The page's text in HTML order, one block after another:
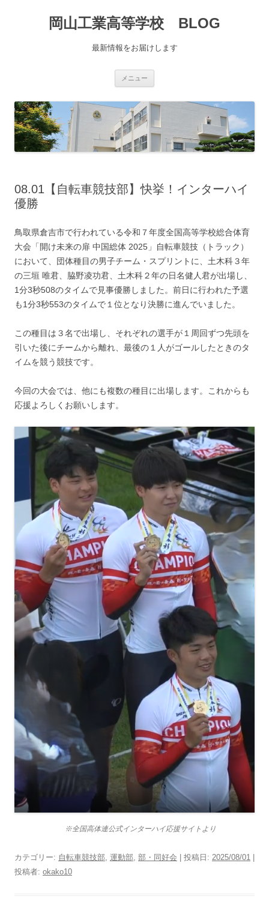
岡山工業高等学校 BLOG
最新情報をお届けします
メニュー
08.01【自転車競技部】快挙！インターハイ
優勝
鳥取県倉吉市で行われている令和７年度全国高等学校総合体育
大会「開け未来の扉 中国総体 2025」自転車競技（トラック）
において、団体種目の男子チーム・スプリントに、土木科３年
の三垣 唯君、脇野凌功君、土木科２年の日名健人君が出場し、
1分3秒508のタイムで見事優勝しました。前日に行われた予選
も1分3秒553のタイムで１位となり決勝に進んでいました。
この種目は３名で出場し、それぞれの選手が１周回ずつ先頭を
引いた後にチームから離れ、最後の１人がゴールしたときのタ
イムを競う競技です。
今回の大会では、他にも複数の種目に出場します。これからも
応援よろしくお願いします。
※全国高体連公式インターハイ応援サイトより
カテゴリー: 自転車競技部 運動部 部・同好会 | 投稿日: 2025/08/01
投稿者: okako10